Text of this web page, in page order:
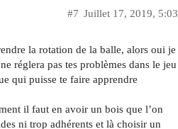
Juillet 17, 2019, 5:03
#7
la rotation de la balle, alors oui je
réglera pas tes problèmes dans le jeu
qui puisse te faire apprendre
il faut en avoir un bois que l’on
ni trop adhérents et là choisir un